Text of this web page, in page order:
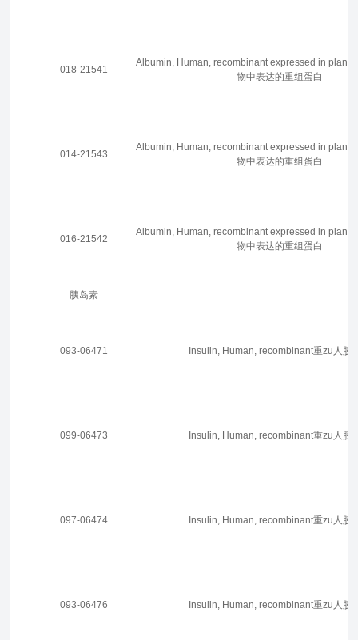
018-21541
Albumin, Human, recombinant expressed in plants
物中表达的重组蛋白
014-21543
Albumin, Human, recombinant expressed in plants
物中表达的重组蛋白
016-21542
Albumin, Human, recombinant expressed in plants
物中表达的重组蛋白
胰岛素
093-06471 Insulin, Human, recombinant重zu人胰
099-06473 Insulin, Human, recombinant重zu人胰
097-06474 Insulin, Human, recombinant重zu 人胰
093-06476 Insulin, Human, recombinant重zu 人胰